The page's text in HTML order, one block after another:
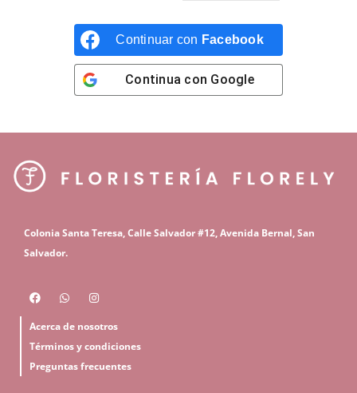
Continuar con Facebook
Continua con Google
Colonia Santa Teresa, Calle Salvador #12,Avenida Bernal, San
Salvador.
Acerca de nosotros
Términos y condiciones
Preguntas frecuentes